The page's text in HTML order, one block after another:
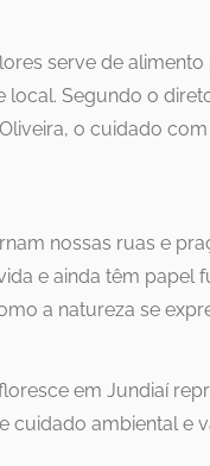
serve de
local. Segundo o
o cuidado
nossas ruas e
e ainda têm papel
a natureza se
em Jundiaí
cuidado ambiental e